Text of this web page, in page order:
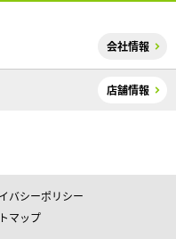
会社情報
店舗情報
バシーポリシー
マップ